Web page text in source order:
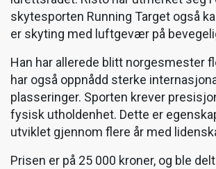
skytesporten Running Target også
er skyting med luftgevær på
Han har allerede blitt norgesmester
har også oppnådd sterke
plasseringer. Sporten krever
fysisk utholdenhet. Dette er
utviklet gjennom flere år med
Prisen er på 25 000 kroner, og ble